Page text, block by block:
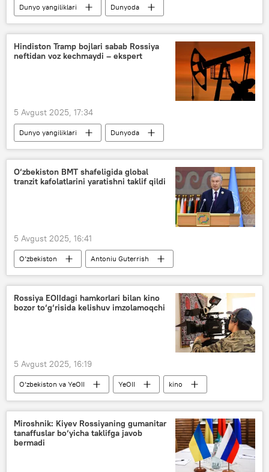
Dunyo yangiliklari
Dunyoda
Valentina Matviyenko
Moldova
Hindiston Tramp bojlari sabab Rossiya
neftidan voz kechmaydi – ekspert
5 Avgust 2025, 17:34
Dunyo yangiliklari
Dunyoda
Rossiya
Hindiston neft
O‘zbekiston BMT shafeligida global
tranzit kafolatlarini yaratishni taklif qildi
5 Avgust 2025, 16:41
O‘zbekiston
Antoniu Guterrish
Turkmaniston
Qozog‘iston
Qirg‘iziston
Tojikiston
xalqaro konferensiya
Siyosat
Rossiya EOIIdagi hamkorlari bilan kino
bozor to‘g‘risida kelishuv imzolamoqchi
5 Avgust 2025, 16:19
O‘zbekiston va YeOII YeOII
kino
Madaniyat
Rossiya
Miroshnik: Kiyev Rossiyaning gumanitar
tanaffuslar bo‘yicha taklifga javob
bermadi